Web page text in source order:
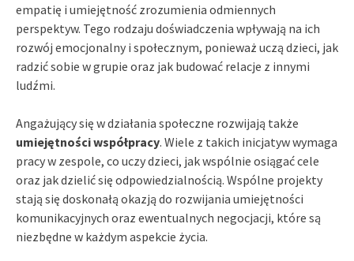
empatię i umiejętność zrozumienia odmiennych
perspektyw. Tego rodzaju doświadczenia wpływają na ich
rozwój emocjonalny i społecznym, ponieważ uczą dzieci, jak
radzić sobie w grupie oraz jak budować relacje z innymi
ludźmi.
Angażujący się w działania społeczne rozwijają także
umiejętności współpracy. Wiele z takich inicjatyw wymaga
pracy w zespole, co uczy dzieci, jak wspólnie osiągać cele
oraz jak dzielić się odpowiedzialnością. Wspólne projekty
stają się doskonałą okazją do rozwijania umiejętności
komunikacyjnych oraz ewentualnych negocjacji, które są
niezbędne w każdym aspekcie życia.